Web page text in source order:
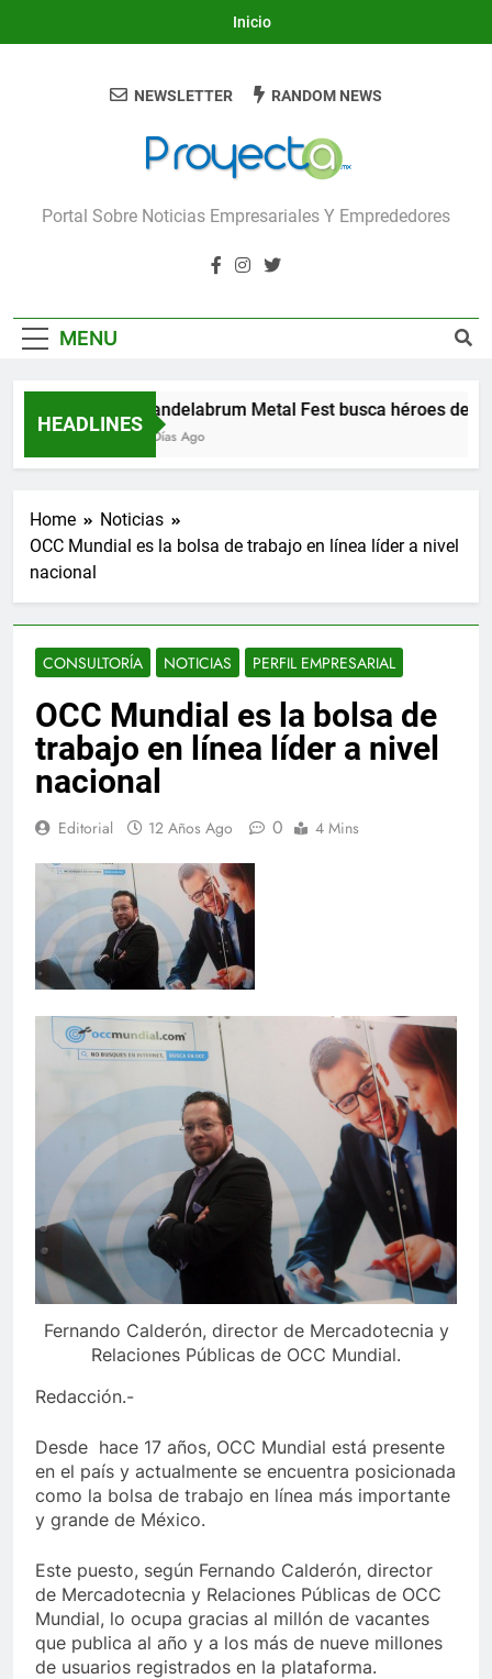
Inicio
Proyecta
Portal Sobre Noticias Empresariales Y Emprededores
NEWSLETTER RANDOM NEWS
MENU
HEADLINES
Candelabrum Metal Fest busca héroes de
3 Días Ago
Home
Noticias
OCC Mundial es la bolsa de trabajo en línea líder a nivel
nacional
CONSULTORÍA NOTICIAS PERFIL EMPRESARIAL
OCC Mundial es la bolsa de
trabajo en línea líder a nivel
nacional
Editorial 12 Años Ago 0 4 Mins
Fernando Calderón, director de Mercadotecnia y
Relaciones Públicas de OCC Mundial.
Redacción.-
Desde hace 17 años, OCC Mundial está presente
en el país y actualmente se encuentra posicionada
como la bolsa de trabajo en línea más importante
y grande de México.
Este puesto, según Fernando Calderón, director
de Mercadotecnia y Relaciones Públicas de OCC
Mundial, lo ocupa gracias al millón de vacantes
que publica al año y a los más de nueve millones
de usuarios registrados en la plataforma.